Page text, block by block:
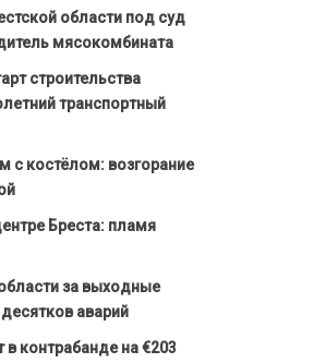
области под суд
мясокомбината
строительства
транспортный
с костёлом: возгорание
Бреста: пламя
за выходные
аварий
контрабанде на €203